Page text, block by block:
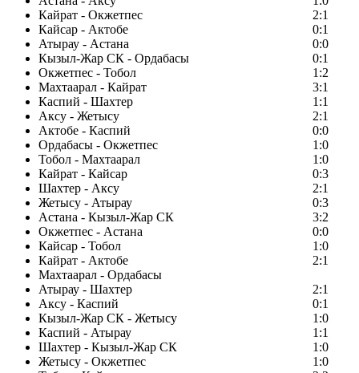
Кайрат - Окжетпес
2:1
Кайсар - Актобе
0:1
Атырау - Астана
0:0
Кызыл-Жар СК - Ордабасы
0:1
Окжетпес - Тобол
1:2
Махтаарал - Кайрат
3:1
Каспий - Шахтер
1:1
Аксу - Жетысу
2:1
Актобе - Каспий
0:0
Ордабасы - Окжетпес
1:0
Тобол - Махтаарал
1:0
Кайрат - Кайсар
0:3
Шахтер - Аксу
2:1
Жетысу - Атырау
0:3
Астана - Кызыл-Жар СК
3:2
Окжетпес - Астана
0:0
Кайсар - Тобол
1:0
Кайрат - Актобе
2:1
Махтаарал - Ордабасы
Атырау - Шахтер
2:1
Аксу - Каспий
0:1
Кызыл-Жар СК - Жетысу
1:0
Каспий - Атырау
1:1
Шахтер - Кызыл-Жар СК
1:0
Жетысу - Окжетпес
1:0